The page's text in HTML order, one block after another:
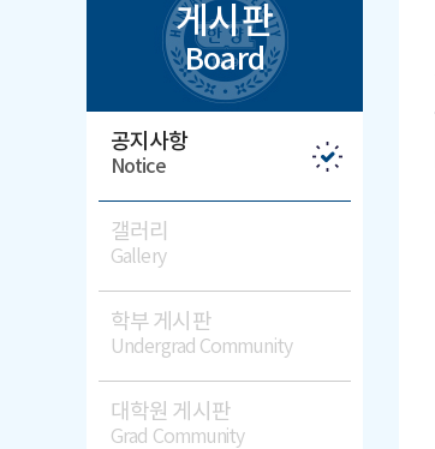
게시판
Board
공지사항
Notice
갤러리
Gallery
학부 게시판
Undergrad Community
대학원 게시판
Grad Community